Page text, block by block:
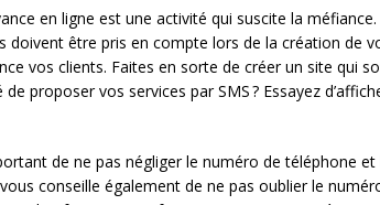
en ligne est une activité qui suscite la
doivent être pris en compte lors de la création de
vos clients. Faites en sorte de créer un site qui
de proposer vos services par SMS ? Essayez
de ne pas négliger le numéro de téléphone
conseille également de ne pas oublier le